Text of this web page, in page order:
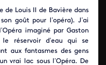
de Louis II de Bavière dans
goût pour l’opéra). J’ai
imaginé par Gaston
le réservoir d’eau qui se
aux fantasmes des gens
vrai lac sous l’Opéra. De